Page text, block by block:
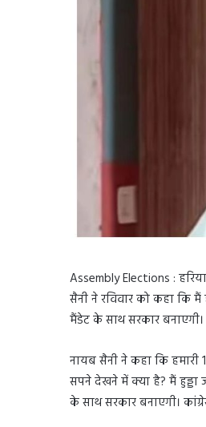
Assembly Elections :
सैनी ने रविवार को कहा कि
मैंडेट के साथ सरकार बनाएगी।
नायब सैनी ने कहा कि हमारी
सपने देखने में क्या है? मैं
के साथ सरकार बनाएगी।